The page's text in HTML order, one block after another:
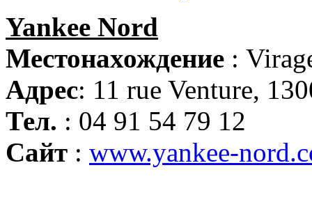
Yankee Nord
Местонахождение :
Адрес: 11 rue Venture,
Тел. : 04 91 54 79 12
Сайт : www.yankee-